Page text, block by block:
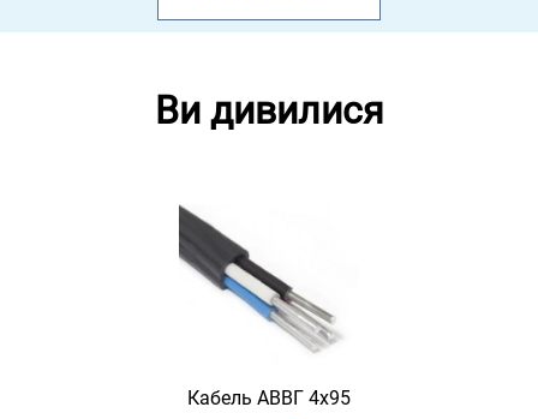
Ви дивилися
Кабель АВВГ 4х95